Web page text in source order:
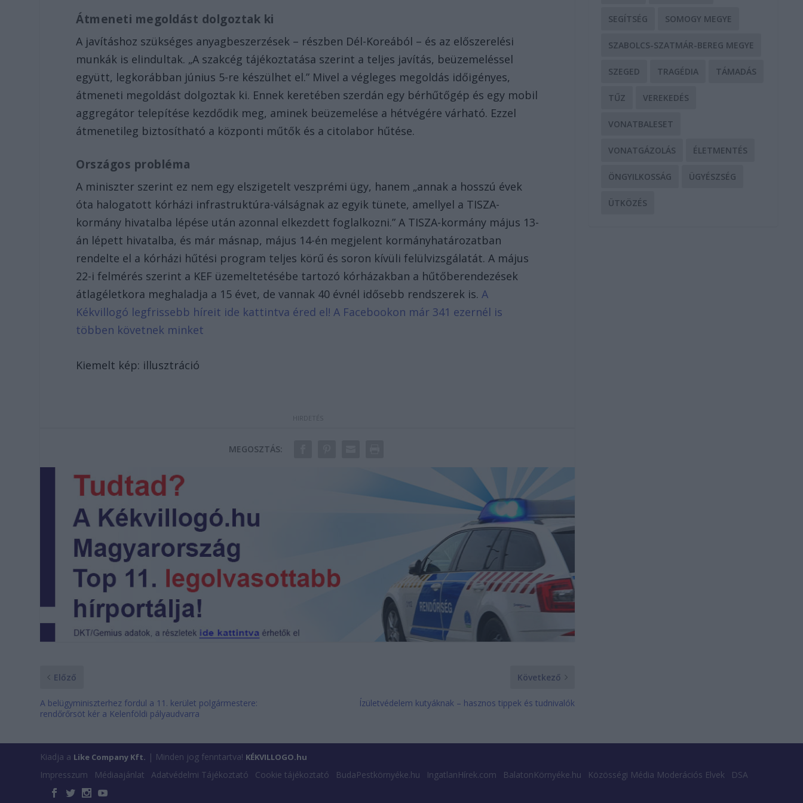
Átmeneti megoldást dolgoztak ki
A javításhoz szükséges anyagbeszerzések – részben Dél-Koreából – és az előszerelési
munkák is elindultak. „A szakcég tájékoztatása szerint a teljes javítás, beüzemeléssel
együtt, legkorábban június 5-re készülhet el.” Mivel a végleges megoldás időigényes,
átmeneti megoldást dolgoztak ki. Ennek keretében szerdán egy bérhűtőgép és egy mobil
aggregátor telepítése kezdődik meg, aminek beüzemelése a hétvégére várható. Ezzel
átmenetileg biztosítható a központi műtők és a citolabor hűtése.
Országos probléma
A miniszter szerint ez nem egy elszigetelt veszprémi ügy, hanem „annak a hosszú évek
óta halogatott kórházi infrastruktúra-válságnak az egyik tünete, amellyel a TISZA-
kormány hivatalba lépése után azonnal elkezdett foglalkozni.” A TISZA-kormány május 13-
án lépett hivatalba, és már másnap, május 14-én megjelent kormányhatározatban
rendelte el a kórházi hűtési program teljes körű és soron kívüli felülvizsgálatát. A május
22-i felmérés szerint a KEF üzemeltetésébe tartozó kórházakban a hűtőberendezések
átlagéletkora meghaladja a 15 évet, de vannak 40 évnél idősebb rendszerek is.A
Kékvillogó legfrissebb híreit ide kattintva éred el! A Facebookon már 341 ezernél is
többen követnek minket
Kiemelt kép: illusztráció
MEGOSZTÁS:
Előző
A belügyminiszterhez fordul a 11. kerület polgármestere:
rendőrőrsöt kér a Kelenföldi pályaudvarra
Következő
Ízületvédelem kutyáknak – hasznos tippek és tudnivalók
SEGÍTSÉG SOMOGY MEGYE
SZABOLCS-SZATMÁR-BEREG MEGYE
SZEGED TRAGÉDIA TÁMADÁS
TŰZ VEREKEDÉS
VONATBALESET
VONATGÁZOLÁS ÉLETMENTÉS
ÖNGYILKOSSÁG ÜGYÉSZSÉG
ÜTKÖZÉS
Kiadja a Like Company Kft. | Minden jog fenntartva! KÉKVILLOGO.hu
Impresszum Médiaajánlat Adatvédelmi Tájékoztató Cookie tájékoztató BudaPestkörnyéke.hu IngatlanHírek.com BalatonKörnyéke.hu Közösségi Média Moderációs Elvek DSA